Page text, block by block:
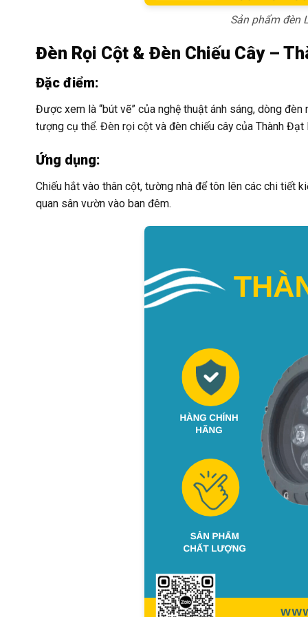
Sản phẩm đèn
Đèn Rọi Cột & Đèn Chiếu Cây –
Đặc điểm:
Được xem là “bút vẽ” của nghệ thuật ánh sáng, dòng
tượng cụ thể. Đèn rọi cột và đèn chiếu cây của Thành
Ứng dụng:
Chiếu hắt vào thân cột, tường nhà để tôn lên các chi tiết
quan sân vườn vào ban đêm.